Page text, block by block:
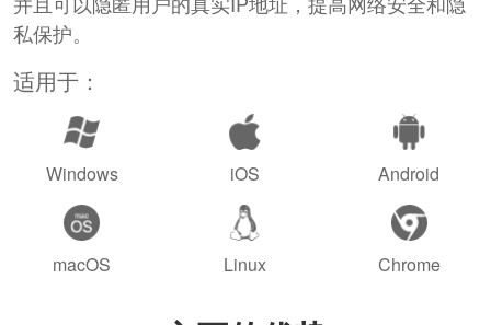
私保护。
适用于：
Windows iOS Android
macOS Linux Chrome